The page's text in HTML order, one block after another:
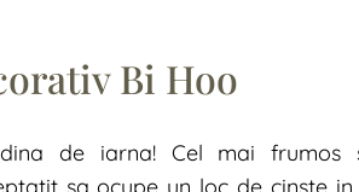
Bi Hoo
de iarna! Cel mai frumos
sa ocupe un loc de cinste